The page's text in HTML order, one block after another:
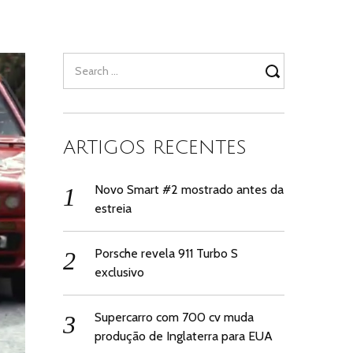
for:
ARTIGOS RECENTES
Novo Smart #2 mostrado antes da
estreia
Porsche revela 911 Turbo S
exclusivo
Supercarro com 700 cv muda
produção de Inglaterra para EUA